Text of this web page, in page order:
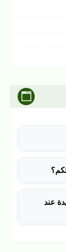
الوظائف
في 2018 نشرنا آلاف
عند